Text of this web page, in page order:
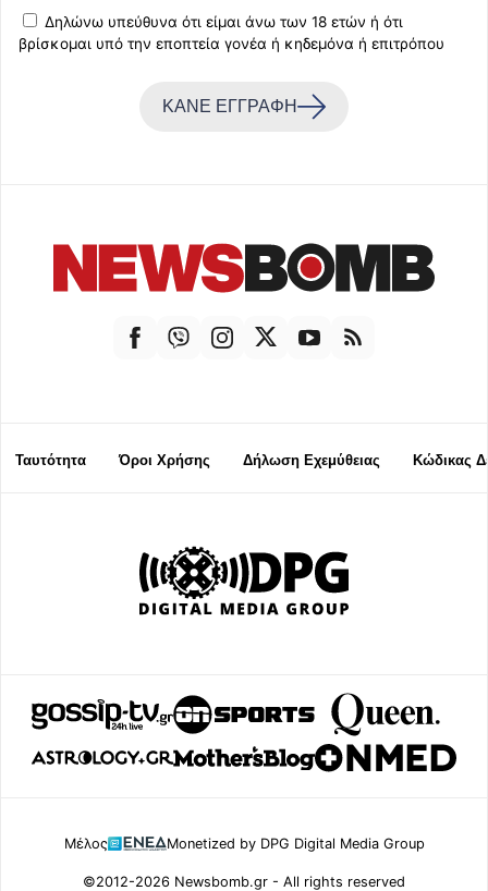
Δηλώνω υπεύθυνα ότι είμαι άνω των 18 ετών ή ότι
βρίσκομαι υπό την εποπτεία γονέα ή κηδεμόνα ή επιτρόπου
ΚΑΝΕ ΕΓΓΡΑΦΗ
Ταυτότητα Όροι Χρήσης Δήλωση Εχεμύθειας Κώδικας
Μέλος Monetized by DPG Digital Media Group
©2012-2026 Newsbomb.gr - All rights reserved